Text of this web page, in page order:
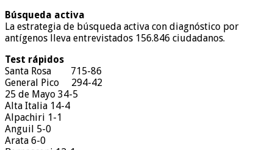
Búsqueda activa
La estrategia de búsqueda activa con diagnóstico por
antígenos lleva entrevistados 156.846 ciudadanos.
Test rápidos
Santa Rosa 715-86
General Pico 294-42
25 de Mayo 34-5
Alta Italia 14-4
Alpachiri 1-1
Anguil 5-0
Arata 6-0